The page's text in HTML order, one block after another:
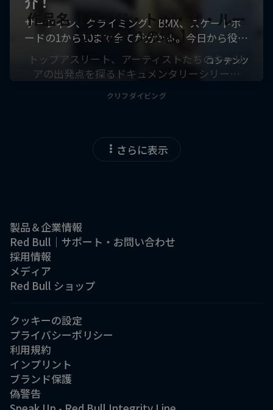
作品名【ライド・トゥ・ザ・ルー
ツ -始まりの地-】
トップアスリート、アーティストたちのキャリ
アの出発点を探るドキュメンタリーシリー…
クリフダイビング
さらに表示